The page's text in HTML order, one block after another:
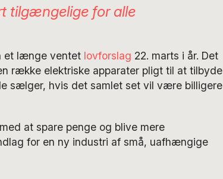
tilgængelige for alle
et længe ventet lovforslag 22. marts i år. Det
række elektriske apparater pligt til at tilbyde
sælger, hvis det samlet set vil være billigere
at spare penge og blive mere
for en ny industri af små, uafhængige